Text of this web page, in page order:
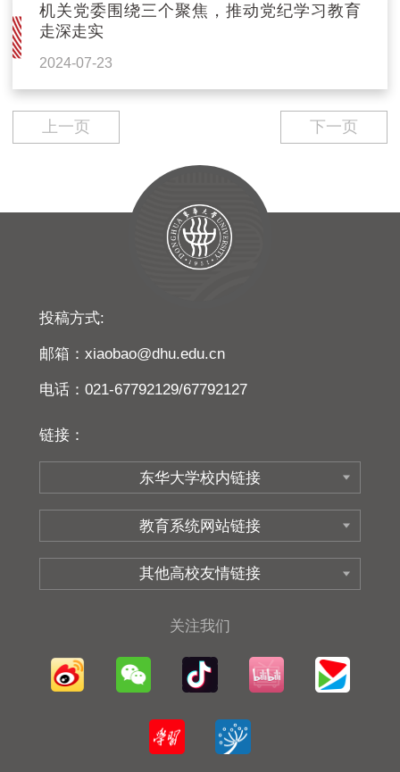
机关党委围绕三个聚焦，推动党纪学习教育
走深走实
2024-07-23
上一页 下一页
投稿方式:
邮箱：xiaobao@dhu.edu.cn
电话：021-67792129/67792127
链接：
关注我们